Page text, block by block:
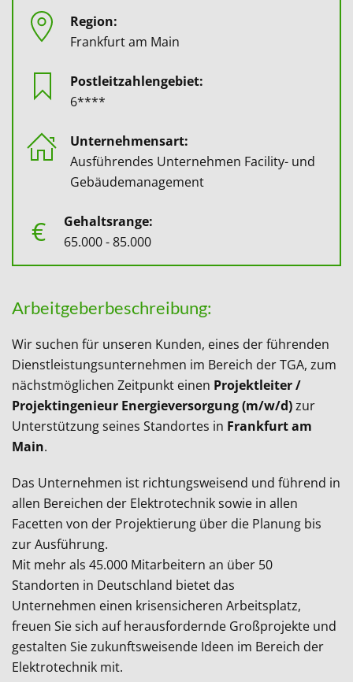
Region:
Frankfurt am Main
Postleitzahlengebiet:
6****
Unternehmensart:
Ausführendes Unternehmen Facility- und
Gebäudemanagement
€
Gehaltsrange:
65.000 - 85.000
Arbeitgeberbeschreibung:
Wir suchen für unseren Kunden, eines der führenden
Dienstleistungsunternehmen im Bereich der TGA, zum
nächstmöglichen Zeitpunkt einen Projektleiter /
Projektingenieur Energieversorgung (m/w/d)zur
Unterstützung seines Standortes in Frankfurt am
Main.
Das Unternehmen ist richtungsweisend und führend in
allen Bereichen der Elektrotechnik sowie in allen
Facetten von der Projektierung über die Planung bis
zur Ausführung.
Mit mehr als 45.000 Mitarbeitern an über 50
Standorten in Deutschland bietet das
Unternehmen einen krisensicheren Arbeitsplatz,
freuen Sie sich auf herausfordernde Großprojekte und
gestalten Sie zukunftsweisende Ideen im Bereich der
Elektrotechnik mit.